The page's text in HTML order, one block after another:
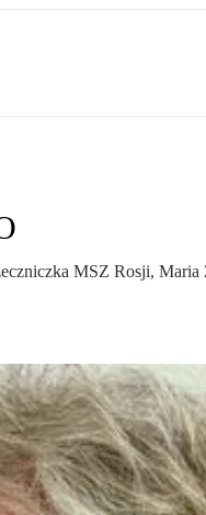
MSZ Rosji,